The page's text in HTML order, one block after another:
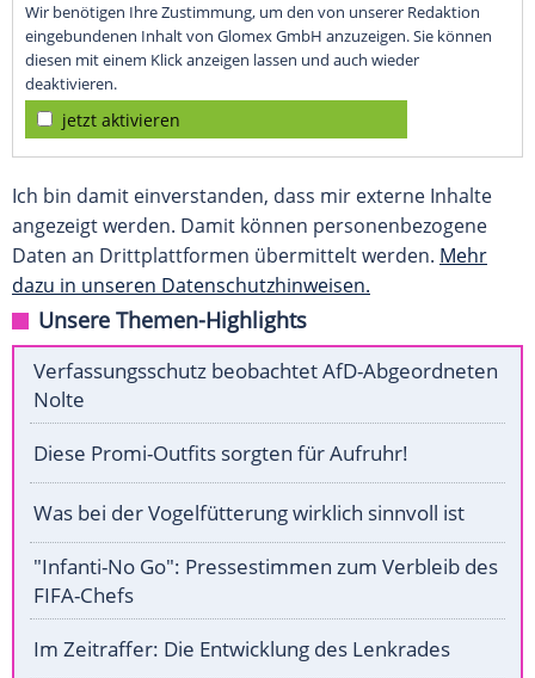
Wir benötigen Ihre Zustimmung, um den von unserer Redaktion
eingebundenen Inhalt von Glomex GmbH anzuzeigen. Sie können
diesen mit einem Klick anzeigen lassen und auch wieder
deaktivieren.
jetzt aktivieren
Ich bin damit einverstanden, dass mir externe Inhalte
angezeigt werden. Damit können personenbezogene
Daten an Drittplattformen übermittelt werden. Mehr
dazu in unseren Datenschutzhinweisen.
Unsere Themen-Highlights
Verfassungsschutz beobachtet AfD-Abgeordneten
Nolte
Diese Promi-Outfits sorgten für Aufruhr!
Was bei der Vogelfütterung wirklich sinnvoll ist
"Infanti-No Go": Pressestimmen zum Verbleib des
FIFA-Chefs
Im Zeitraffer: Die Entwicklung des Lenkrades